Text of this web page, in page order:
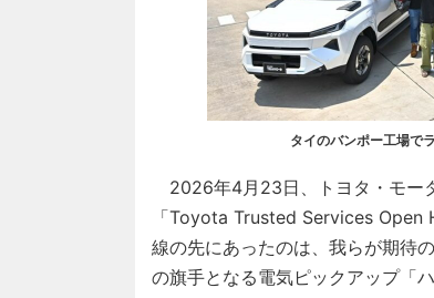
タイのバンポー工場で
2026年4月23日、トヨタ・モー
「Toyota Trusted Services Open
線の先にあったのは、我らが期待
の旗手となる電気ピックアップ「